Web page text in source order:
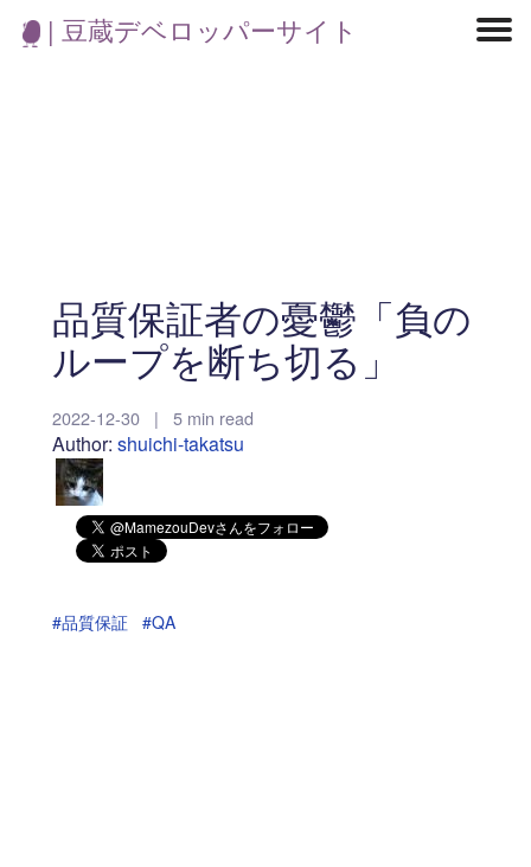
| 豆蔵デベロッパーサイト
品質保証者の憂鬱「負の
ループを断ち切る」
2022-12-30 | 5 min read
Author: shuichi-takatsu
#品質保証 #QA